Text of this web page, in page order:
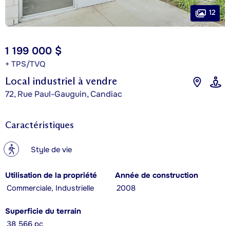
Local industriel à vendre
72, Rue Paul-Gauguin, Candiac
1 199 000 $
+ TPS/TVQ
12
Caractéristiques
? Style de vie
Utilisation de la propriété
Commerciale, Industrielle
Année de construction
2008
Superficie du terrain